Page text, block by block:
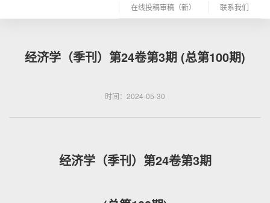
在线投稿审稿（新） 联系我们
经济学（季刊）第24卷第3期 (总第100期)
时间：2024-05-30
经济学（季刊）第24卷第3期